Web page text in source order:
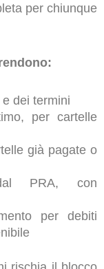
per chiunque
dei termini
per cartelle
già pagate o
PRA, con
per debiti